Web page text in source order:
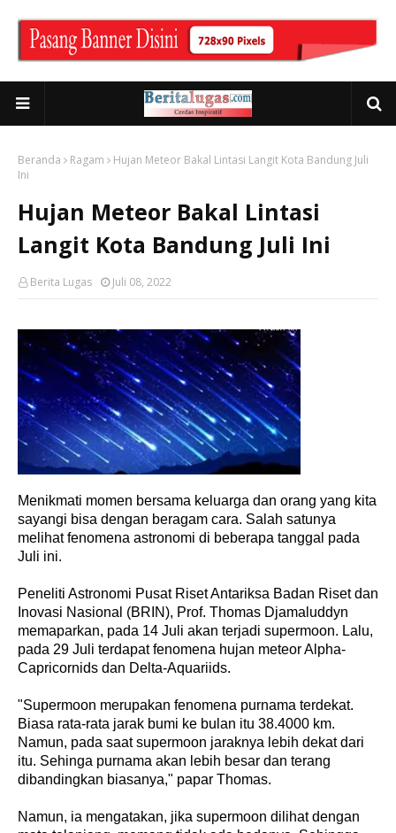
Beranda Ragam
Hujan Meteor Bakal Lintasi Langit Kota Bandung Juli
Ini
Hujan Meteor Bakal Lintasi
Langit Kota Bandung Juli Ini
Berita Lugas Juli 08, 2022
Menikmati momen bersama keluarga dan orang yang kita
sayangi bisa dengan beragam cara. Salah satunya
melihat fenomena astronomi di beberapa tanggal pada
Juli ini.
Peneliti Astronomi Pusat Riset Antariksa Badan Riset dan
Inovasi Nasional (BRIN), Prof. Thomas Djamaluddyn
memaparkan, pada 14 Juli akan terjadi supermoon. Lalu,
pada 29 Juli terdapat fenomena hujan meteor Alpha-
Capricornids dan Delta-Aquariids.
"Supermoon merupakan fenomena purnama terdekat.
Biasa rata-rata jarak bumi ke bulan itu 38.4000 km.
Namun, pada saat supermoon jaraknya lebih dekat dari
itu. Sehinga purnama akan lebih besar dan terang
dibandingkan biasanya," papar Thomas.
Namun, ia mengatakan, jika supermoon dilihat dengan